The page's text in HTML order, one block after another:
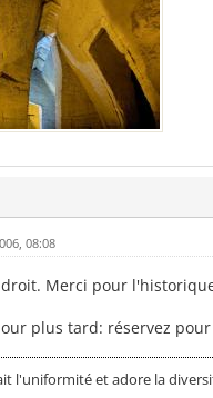
08:08
Merci pour
plus tard: réservez
l'uniformité et adore la